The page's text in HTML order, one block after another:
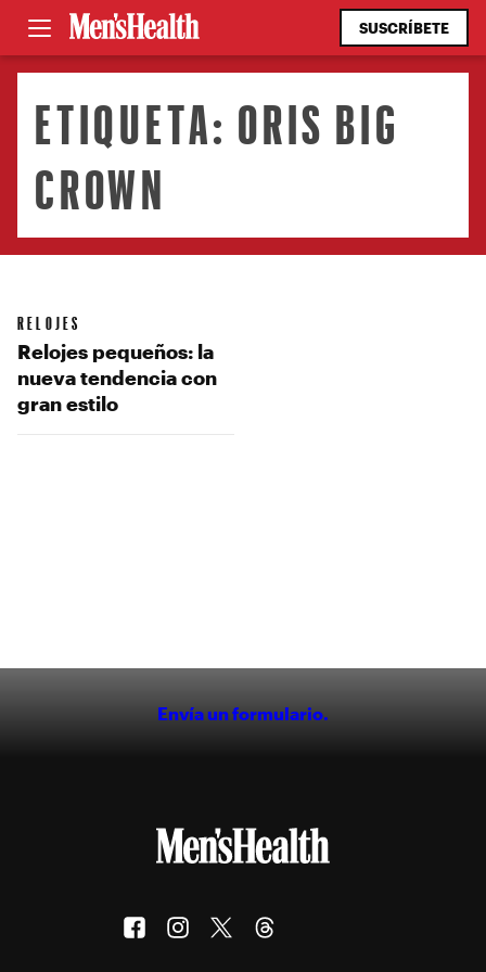
SUSCRÍBETE
ETIQUETA: ORIS BIG
CROWN
RELOJES
Relojes pequeños: la
nueva tendencia con
gran estilo
Envía un formulario.